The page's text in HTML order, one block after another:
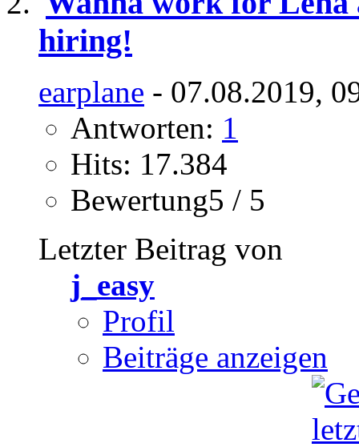
hiring!
earplane - 07.08.2019,
Antworten: 1
Hits: 17.384
Bewertung5 / 5
Letzter Beitrag von
j_easy
Profil
Beiträge anzeigen